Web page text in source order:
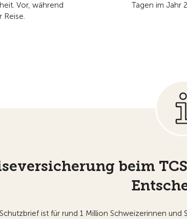
Vor, während
Reise.
Tagen im Jahr
beim
ist für rund 1 Million Schweizerinnen